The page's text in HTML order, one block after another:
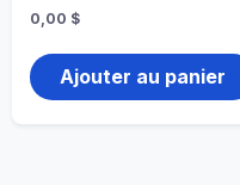
0,00 $
Ajouter au panier